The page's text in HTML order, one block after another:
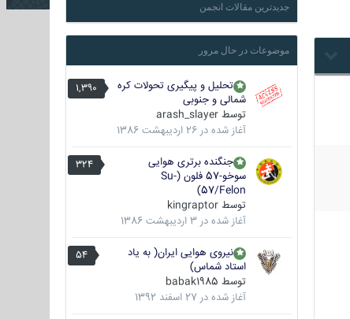
جدیدترین مقالات انجمن
موضوعات در حال مرور
1,390
تحلیل و پیگیری تحولات کره
شمالی و جنوبی
توسط arash_slayer
آغاز شده در 26 اردیبهشت 1386
324
جنگنده برتری هوایی
سوخو-57 فلون (Su-
57/Felon)
توسط kingraptor
آغاز شده در 3 اردیبهشت 1386
54
نیروی هوایی ایران( به یاد
استاد شماس)
توسط babak1985
آغاز شده در 27 اسفند 1392